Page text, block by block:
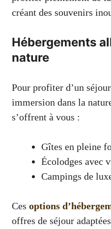
créant des souvenirs
Hébergements
nature
Pour profiter d’un
immersion dans la
s’offrent à vous :
Gîtes en pleine
Écolodges avec
Campings de
Ces options
offres de séjour